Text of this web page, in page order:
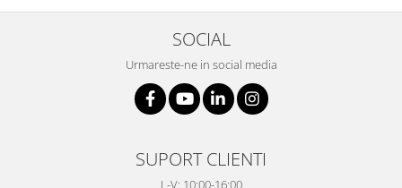
Iluminare microscop
Obiective microscoape
SOCIAL
Urmareste-ne in social media
SUPORT CLIENTI
L-V: 10:00-16:00